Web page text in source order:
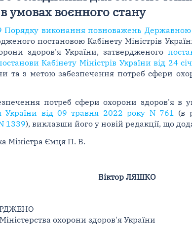
умовах воєнного стану
Порядку виконання повноважень Державною
постановою Кабінету Міністрів
здоров'я України, затвердженого
Кабінету Міністрів України від 24
та з метою забезпечення потреб сфери
потреб сфери охорони здоров'я в
України від 09 травня 2022 року N 761 (в
1339), виклавши його у новій редакції, що
Міністра Ємця П. В.
Віктор ЛЯШКО
охорони здоров'я України